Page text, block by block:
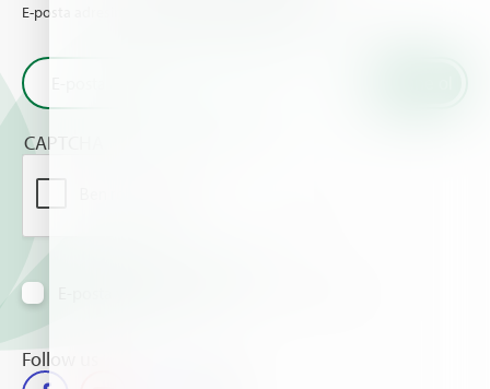
E-posta adresinizi girin ve Haifa'dan en son haberleri alın
CAPTCHA
Follow us